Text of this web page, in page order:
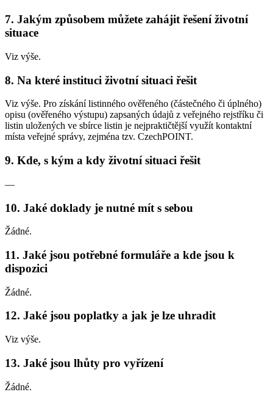
7. Jakým způsobem můžete zahájit řešení životní
situace
Viz výše.
8. Na které instituci životní situaci řešit
Viz výše. Pro získání listinného ověřeného (částečného či úplného)
opisu (ověřeného výstupu) zapsaných údajů z veřejného rejstříku či
listin uložených ve sbírce listin je nejpraktičtější využít kontaktní
místa veřejné správy, zejména tzv. CzechPOINT.
9. Kde, s kým a kdy životní situaci řešit
—
10. Jaké doklady je nutné mít s sebou
Žádné.
11. Jaké jsou potřebné formuláře a kde jsou k
dispozici
Žádné.
12. Jaké jsou poplatky a jak je lze uhradit
Viz výše.
13. Jaké jsou lhůty pro vyřízení
Žádné.